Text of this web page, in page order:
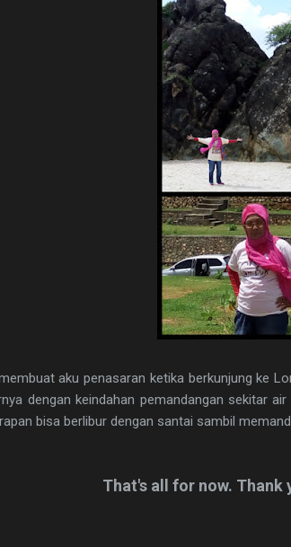
aku penasaran ketika berkunjung ke
dengan keindahan pemandangan sekitar
bisa berlibur dengan santai sambil
That's all for now.